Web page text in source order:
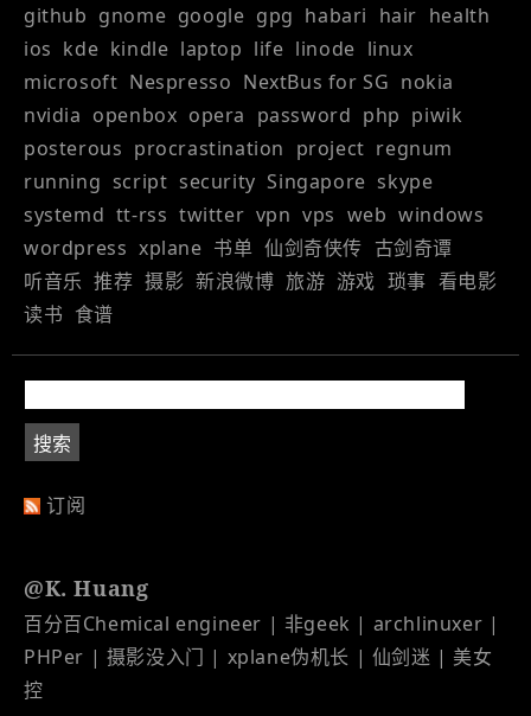
github gnome google gpg habari hair health
ios kde kindle laptop life linode linux
microsoft Nespresso NextBus for SG nokia
nvidia openbox opera password php piwik
posterous procrastination project regnum
running script security Singapore skype
systemd tt-rss twitter vpn vps web windows
wordpress xplane 书单 仙剑奇侠传 古剑奇谭
听音乐 推荐 摄影 新浪微博 旅游 游戏 琐事 看电影
读书 食谱
订阅
@K. Huang
百分百Chemical engineer | 非geek | archlinuxer |
PHPer | 摄影没入门 | xplane伪机长 | 仙剑迷 | 美女
控